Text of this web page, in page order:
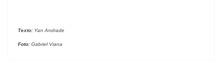
Texto: Yan Andrade
Foto: Gabriel Viana